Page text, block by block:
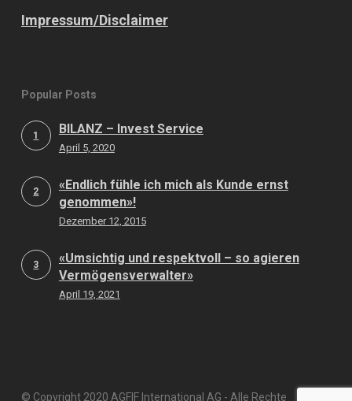
Impressum/Disclaimer
Popular Posts
1 BILANZ – Invest Service
April 5, 2020
2
«Endlich fühle ich mich als Kunde ernst
genommen»!
Dezember 12, 2015
3
«Umsichtig und respektvoll – so agieren
Vermögensverwalter»
April 19, 2021
© Copyright 2020 AGFIF International AG - Alle Rechte